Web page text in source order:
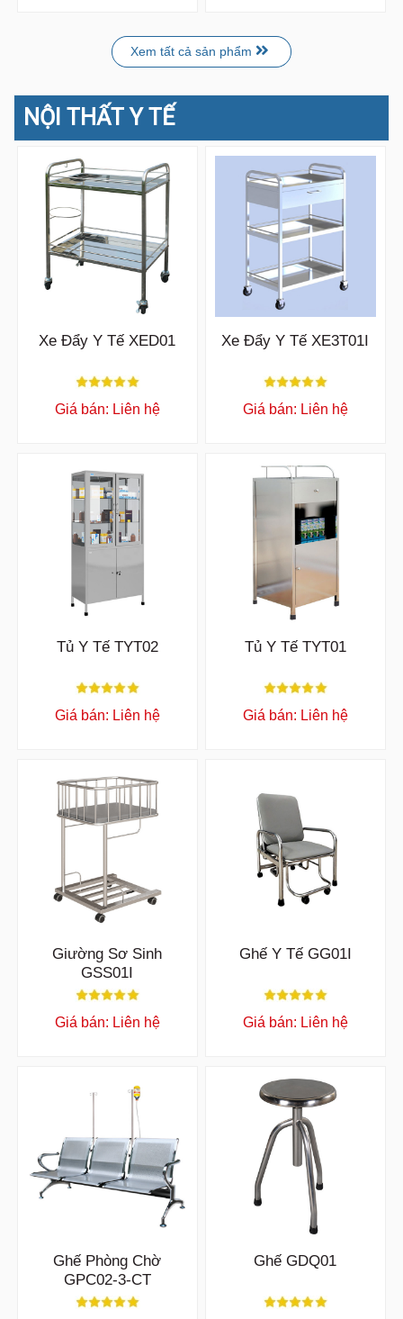
Xem tất cả sản phẩm
NỘI THẤT Y TẾ
Xe Đẩy Y Tế XED01
Giá bán: Liên hệ
Xe Đẩy Y Tế XE3T01I
Giá bán: Liên hệ
Tủ Y Tế TYT02
Giá bán: Liên hệ
Tủ Y Tế TYT01
Giá bán: Liên hệ
Giường Sơ Sinh
GSS01I
Giá bán: Liên hệ
Ghế Y Tế GG01I
Giá bán: Liên hệ
Ghế Phòng Chờ
GPC02-3-CT
Ghế GDQ01